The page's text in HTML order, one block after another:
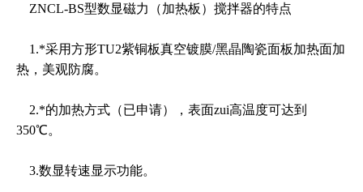
ZNCL-BS型数显磁力（加热板）搅拌器的特点
1.*采用方形TU2紫铜板真空镀膜/黑晶陶瓷面板加热面加
热，美观防腐。
2.*的加热方式（已申请），表面zui高温度可达到
350℃。
3.数显转速显示功能。